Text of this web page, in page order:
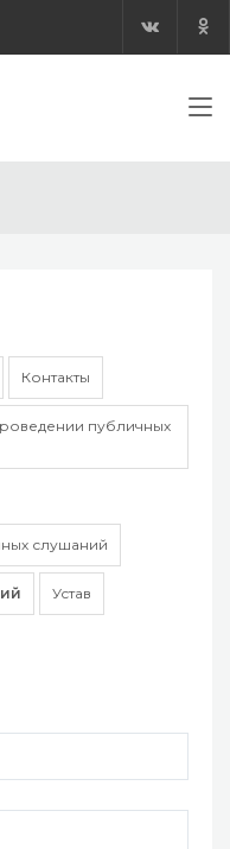
Контакты
публичных
слушаний
Устав